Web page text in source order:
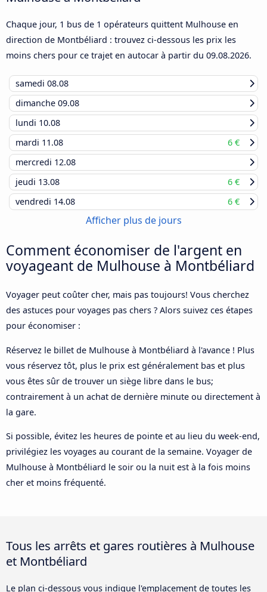
Chaque jour, 1 bus de 1 opérateurs quittent Mulhouse en
direction de Montbéliard : trouvez ci-dessous les prix les
moins chers pour ce trajet en autocar à partir du 09.08.2026.
samedi 08.08
dimanche 09.08
lundi 10.08
mardi 11.08
6 €
mercredi 12.08
jeudi 13.08
6 €
vendredi 14.08 6 €
Afficher plus de jours
Comment économiser de l'argent en
voyageant de Mulhouse à Montbéliard
Voyager peut coûter cher, mais pas toujours! Vous cherchez
des astuces pour voyages pas chers ? Alors suivez ces étapes
pour économiser :
Réservez le billet de Mulhouse à Montbéliard à l'avance ! Plus
vous réservez tôt, plus le prix est généralement bas et plus
vous êtes sûr de trouver un siège libre dans le bus;
contrairement à un achat de dernière minute ou directement à
la gare.
Si possible, évitez les heures de pointe et au lieu du week-end,
privilégiez les voyages au courant de la semaine. Voyager de
Mulhouse à Montbéliard le soir ou la nuit est à la fois moins
cher et moins fréquenté.
Tous les arrêts et gares routières à Mulhouse
et Montbéliard
Le plan ci-dessous vous indique l'emplacement de toutes les